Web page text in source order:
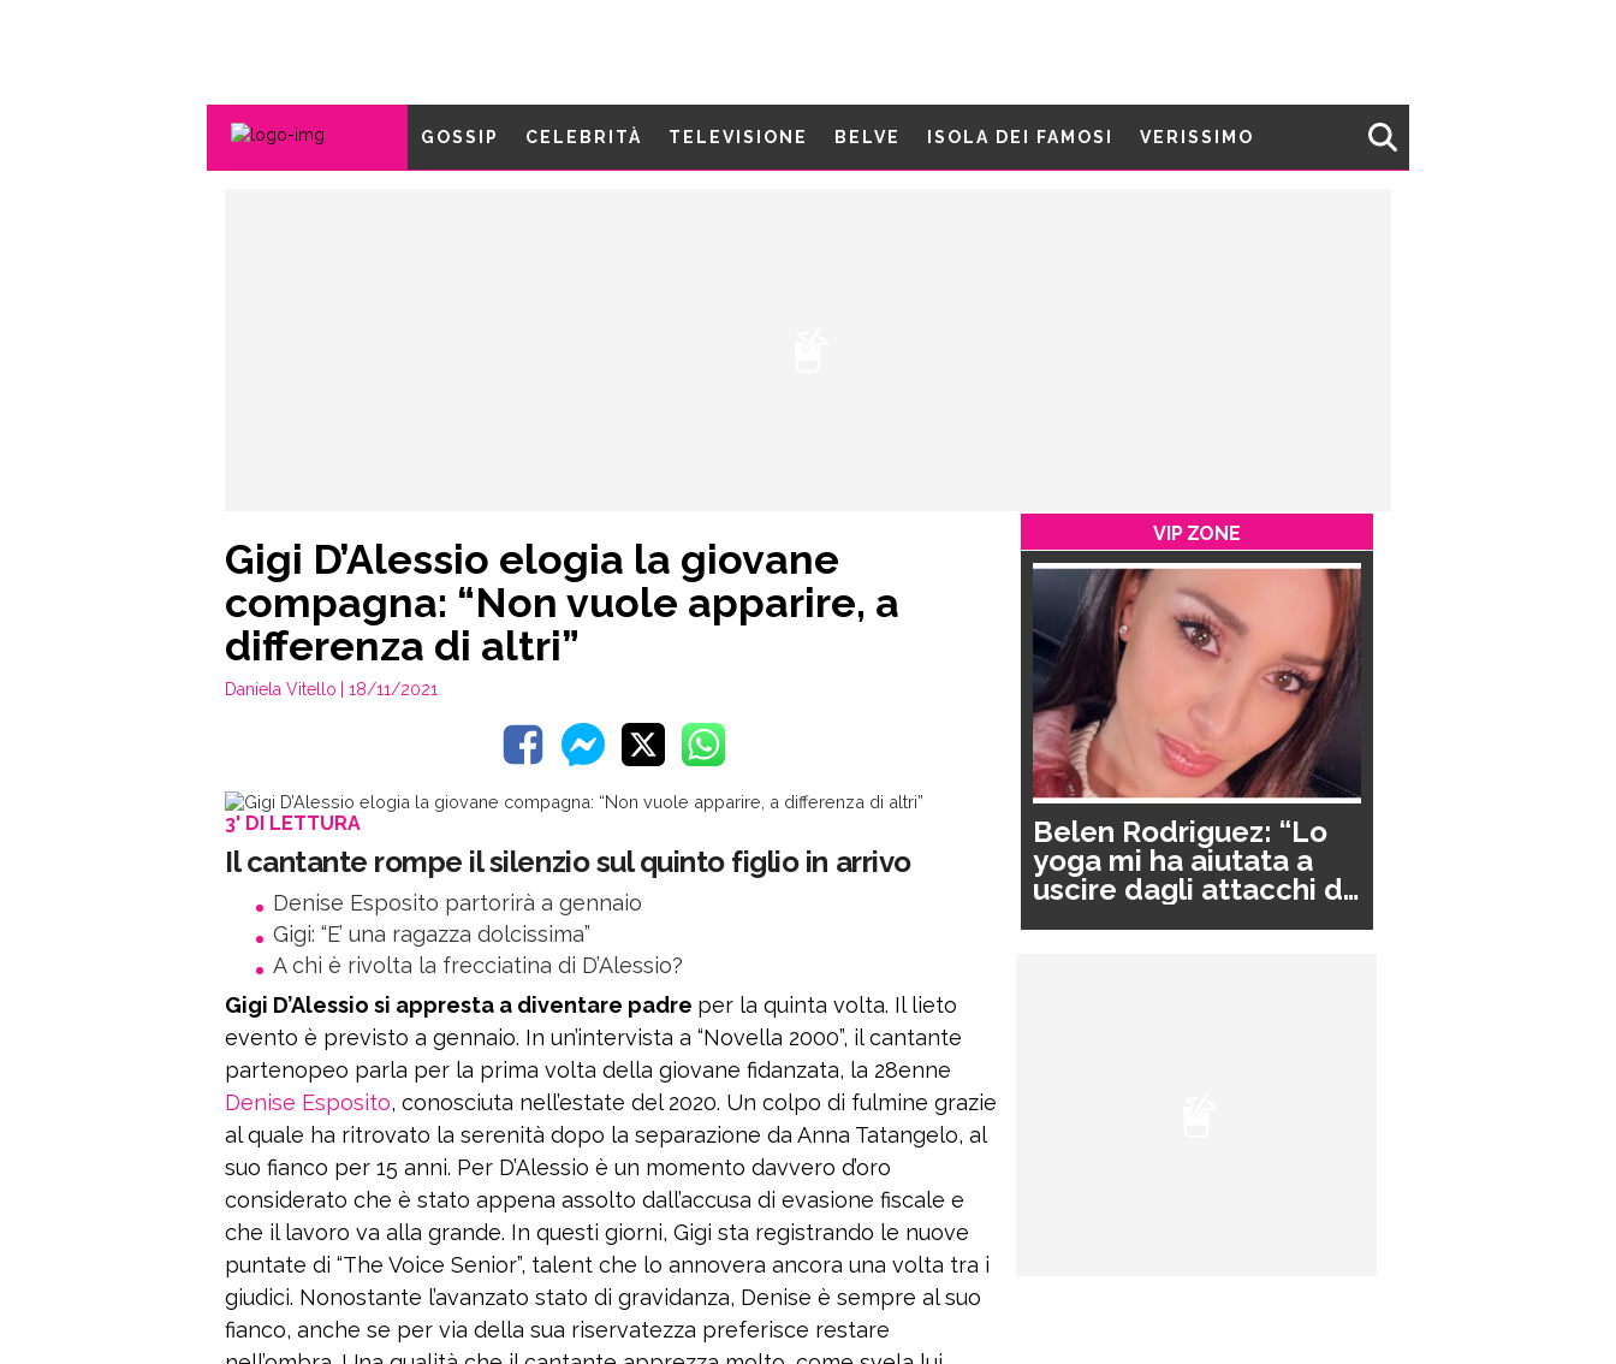
GOSSIP CELEBRITÀ TELEVISIONE BELVE ISOLA DEI FAMOSI VERISSIMO
Gigi D’Alessio elogia la giovane
compagna: “Non vuole apparire, a
differenza di altri”
Daniela Vitello | 18/11/2021
3' DI LETTURA
Il cantante rompe il silenzio sul quinto figlio in arrivo
Denise Esposito partorirà a gennaio
Gigi: “E’ una ragazza dolcissima”
A chi è rivolta la frecciatina di D’Alessio?
Gigi D’Alessio si appresta a diventare padre per la quinta volta. Il lieto
evento è previsto a gennaio. In un’intervista a “Novella 2000”, il cantante
partenopeo parla per la prima volta della giovane fidanzata, la 28enne
Denise Esposito, conosciuta nell’estate del 2020. Un colpo di fulmine grazie
al quale ha ritrovato la serenità dopo la separazione da Anna Tatangelo, al
suo fianco per 15 anni. Per D’Alessio è un momento davvero d’oro
considerato che è stato appena assolto dall’accusa di evasione fiscale e
che il lavoro va alla grande. In questi giorni, Gigi sta registrando le nuove
puntate di “The Voice Senior”, talent che lo annovera ancora una volta tra i
giudici. Nonostante l’avanzato stato di gravidanza, Denise è sempre al suo
fianco, anche se per via della sua riservatezza preferisce restare
VIP ZONE
Belen Rodriguez: “Lo
yoga mi ha aiutata a
uscire dagli attacchi di